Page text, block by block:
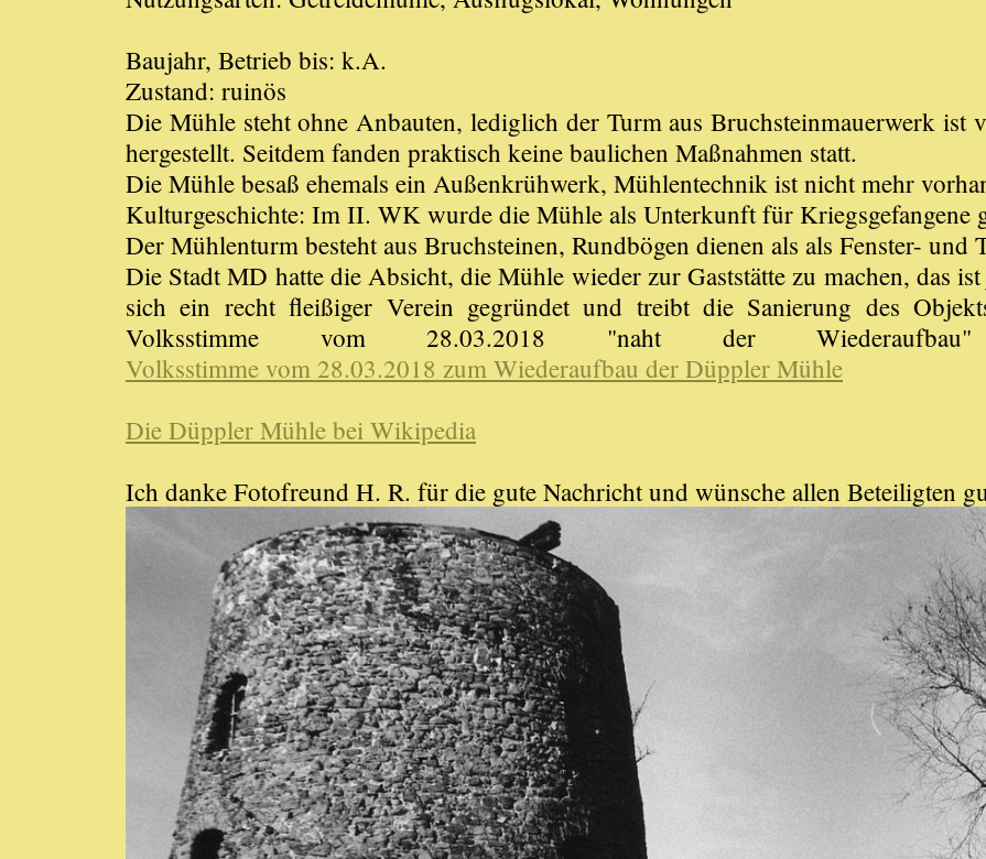
Baujahr, Betrieb bis: k.A.
Zustand: ruinös
Die Mühle steht ohne Anbauten, lediglich der Turm aus Bruchsteinmauerwerk ist
hergestellt. Seitdem fanden praktisch keine baulichen Maßnahmen statt.
Die Mühle besaß ehemals ein Außenkrühwerk, Mühlentechnik ist nicht mehr
Kulturgeschichte: Im II. WK wurde die Mühle als Unterkunft für Kriegsgefangene
Der Mühlenturm besteht aus Bruchsteinen, Rundbögen dienen als als Fenster- und
Die Stadt MD hatte die Absicht, die Mühle wieder zur Gaststätte zu machen, das
sich ein recht fleißiger Verein gegründet und treibt die Sanierung des
Volksstimme vom 28.03.2018 "naht der
Volksstimme vom 28.03.2018 zum Wiederaufbau der Düppler Mühle
Die Düppler Mühle bei Wikipedia
Ich danke Fotofreund H. R. für die gute Nachricht und wünsche allen Beteiligten